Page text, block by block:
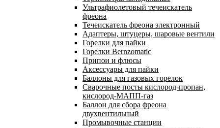
Ультрафиолетовый течеискатель
фреона
Течеискатель фреона электронный
Адаптеры, штуцеры, шаровые вентили
Горелки для пайки
Горелки Bernzomatic
Припои и флюсы
Аксессуары для пайки
Баллоны для газовых горелок
Сварочные посты кислород-пропан,
кислород-МАПП-газ
Баллон для сбора фреона
двухвентильный
Промывочные станции